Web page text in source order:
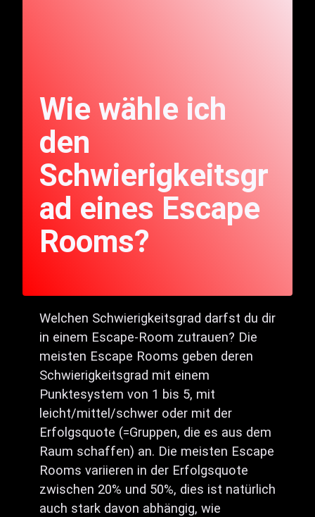
Wie wähle ich
den
Schwierigkeitsgr
ad eines Escape
Rooms?
Welchen Schwierigkeitsgrad darfst du dir
in einem Escape-Room zutrauen? Die
meisten Escape Rooms geben deren
Schwierigkeitsgrad mit einem
Punktesystem von 1 bis 5, mit
leicht/mittel/schwer oder mit der
Erfolgsquote (=Gruppen, die es aus dem
Raum schaffen) an. Die meisten Escape
Rooms variieren in der Erfolgsquote
zwischen 20% und 50%, dies ist natürlich
auch stark davon abhängig, wie